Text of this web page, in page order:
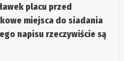
placu przed
miejsca do siadania
napisu rzeczywiście są